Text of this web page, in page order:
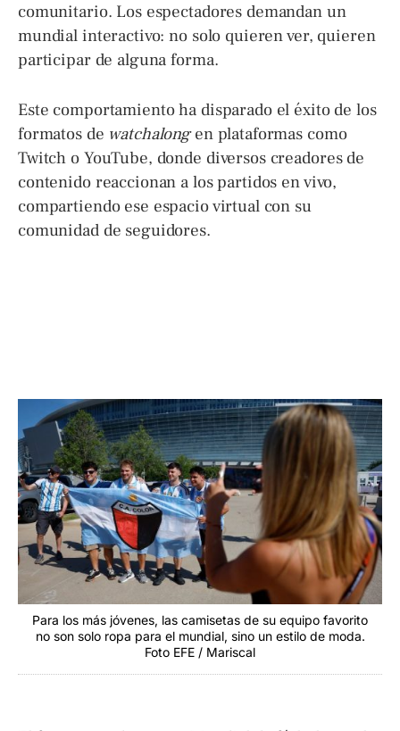
comunitario. Los espectadores demandan un
mundial interactivo: no solo quieren ver, quieren
participar de alguna forma.
Este comportamiento ha disparado el éxito de los
formatos de watchalongen plataformas como
Twitch o YouTube, donde diversos creadores de
contenido reaccionan a los partidos en vivo,
compartiendo ese espacio virtual con su
comunidad de seguidores.
Para los más jóvenes, las camisetas de su equipo favorito
no son solo ropa para el mundial, sino un estilo de moda.
Foto EFE / Mariscal